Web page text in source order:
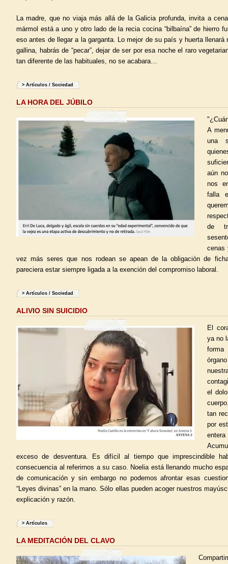
La madre, que no viaja más allá de la Galicia profunda, invita a
mármol está a uno y otro lado de la recia cocina “bilbaína” de hierro
eso antes de llegar a la garganta. Lo mejor de su país y huerta
gallina, habrás de “pecar”, dejar de ser por esa noche el raro
tan diferente de las habituales, no se acabara…
> Artículos / Sociedad
LA HORA DEL JÚBILO
A
una
aún
nos
falla
de
cenas
vez más seres que nos rodean se apean de la obligación de
pareciera estar siempre ligada a la exención del compromiso laboral.
> Artículos / Sociedad
ALIVIO SIN SUICIDIO
El
ya no
el
tan
por
exceso de desventura. Es difícil al tiempo que imprescindible
consecuencia al referirnos a su caso. Noelia está llenando mucho
de comunicación y sin embargo no podemos afrontar esas
“Leyes divinas” en la mano. Sólo ellas pueden acoger nuestros
explicación y razón.
> Artículos
LA MEDITACIÓN DEL CLAVO